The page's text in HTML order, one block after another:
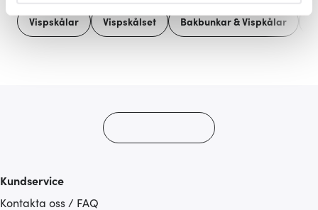
Vi använder cookies för att innehållet och annonserna
Vispskålar Vispskålset Bakbunkar & Vispkålar
Kundservice
Kontakta oss / FAQ